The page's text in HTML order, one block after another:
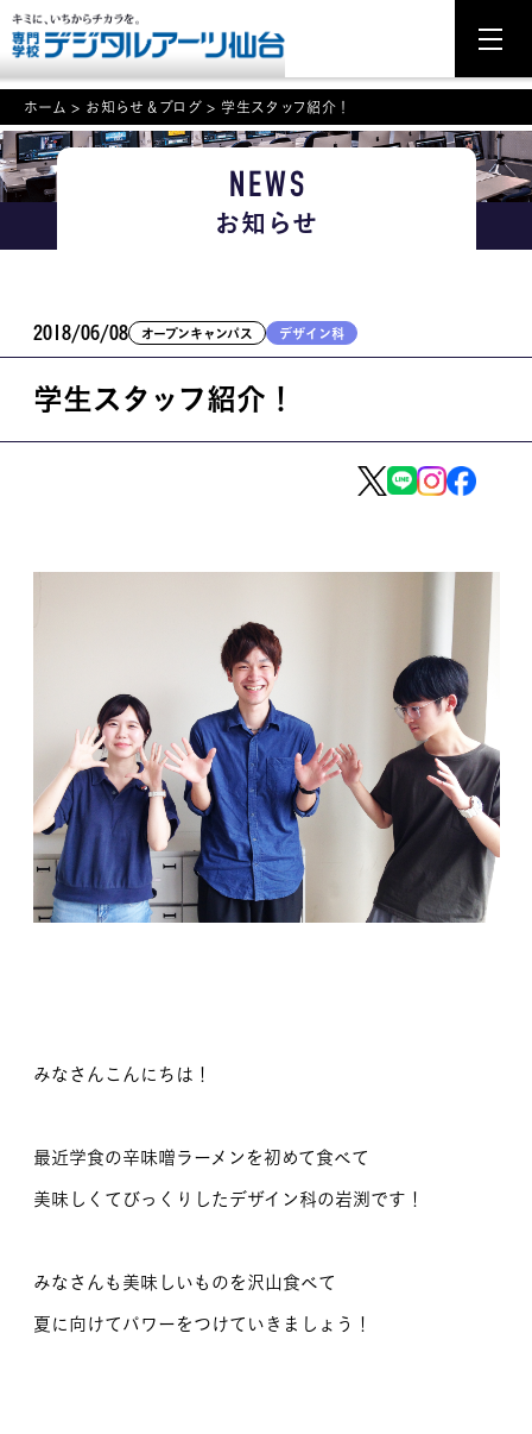
NEWS
学科・専攻案内
学校案内
就職・資格
MOVIE
企業のみなさま
卒業生のみなさま
資料請求
お問い合わせ
交通アクセス
学校情報公開
ホーム > お知らせ＆ブログ > 学生スタッフ紹介！
NEWS
お知らせ
2018/06/08 オープンキャンパス デザイン科
学生スタッフ紹介！
みなさんこんにちは！
最近学食の辛味噌ラーメンを初めて食べて
美味しくてびっくりしたデザイン科の岩渕です！
みなさんも美味しいものを沢山食べて
夏に向けてパワーをつけていきましょう！